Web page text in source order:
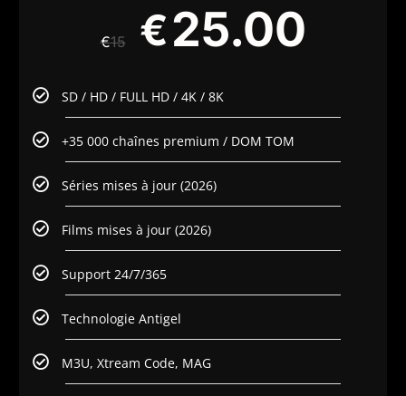
€15 €25.00
SD / HD / FULL HD / 4K / 8K
+35 000 chaînes premium / DOM TOM
Séries mises à jour (2026)
Films mises à jour (2026)
Support 24/7/365
Technologie Antigel
M3U, Xtream Code, MAG